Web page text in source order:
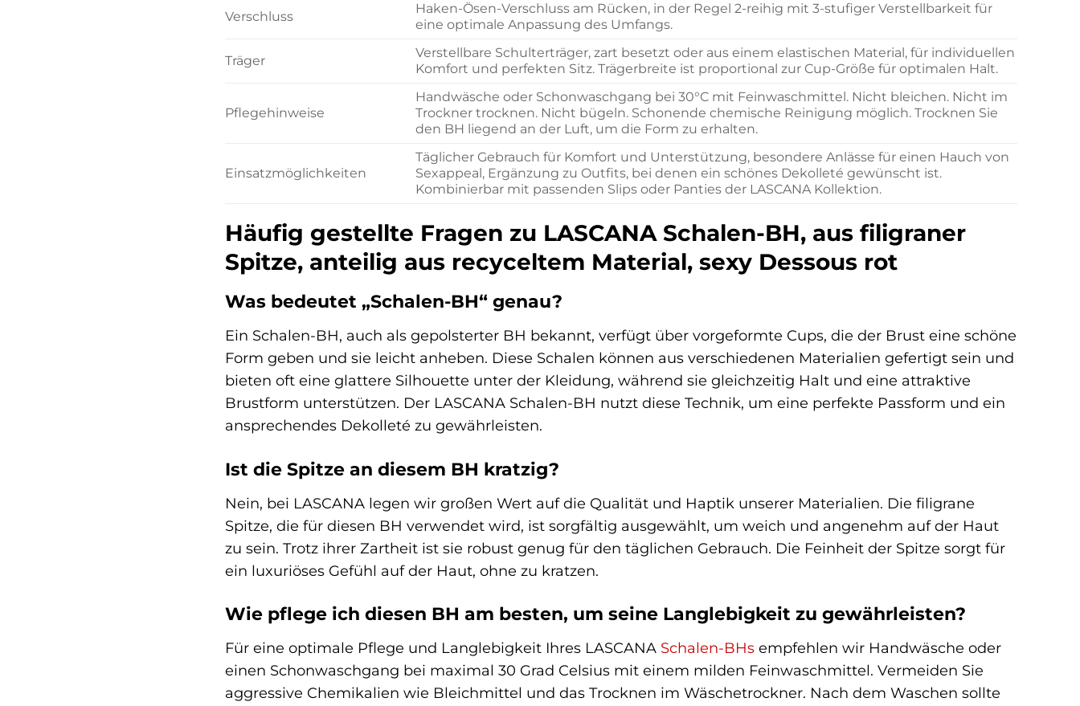
Verschluss
Haken-Ösen-Verschluss am Rücken, in der Regel 2-reihig mit 3-stufiger Verstellbarkeit für
eine optimale Anpassung des Umfangs.
Träger
Verstellbare Schulterträger, zart besetzt oder aus einem elastischen Material, für individuellen
Komfort und perfekten Sitz. Trägerbreite ist proportional zur Cup-Größe für optimalen Halt.
Pflegehinweise
Handwäsche oder Schonwaschgang bei 30°C mit Feinwaschmittel. Nicht bleichen. Nicht im
Trockner trocknen. Nicht bügeln. Schonende chemische Reinigung möglich. Trocknen Sie
den BH liegend an der Luft, um die Form zu erhalten.
Einsatzmöglichkeiten
Täglicher Gebrauch für Komfort und Unterstützung, besondere Anlässe für einen Hauch von
Sexappeal, Ergänzung zu Outfits, bei denen ein schönes Dekolleté gewünscht ist.
Kombinierbar mit passenden Slips oder Panties der LASCANA Kollektion.
Häufig gestellte Fragen zu LASCANA Schalen-BH, aus filigraner
Spitze, anteilig aus recyceltem Material, sexy Dessous rot
Was bedeutet „Schalen-BH“ genau?
Ein Schalen-BH, auch als gepolsterter BH bekannt, verfügt über vorgeformte Cups, die der Brust eine schöne
Form geben und sie leicht anheben. Diese Schalen können aus verschiedenen Materialien gefertigt sein und
bieten oft eine glattere Silhouette unter der Kleidung, während sie gleichzeitig Halt und eine attraktive
Brustform unterstützen. Der LASCANA Schalen-BH nutzt diese Technik, um eine perfekte Passform und ein
ansprechendes Dekolleté zu gewährleisten.
Ist die Spitze an diesem BH kratzig?
Nein, bei LASCANA legen wir großen Wert auf die Qualität und Haptik unserer Materialien. Die filigrane
Spitze, die für diesen BH verwendet wird, ist sorgfältig ausgewählt, um weich und angenehm auf der Haut
zu sein. Trotz ihrer Zartheit ist sie robust genug für den täglichen Gebrauch. Die Feinheit der Spitze sorgt für
ein luxuriöses Gefühl auf der Haut, ohne zu kratzen.
Wie pflege ich diesen BH am besten, um seine Langlebigkeit zu gewährleisten?
Für eine optimale Pflege und Langlebigkeit Ihres LASCANA Schalen-BHs empfehlen wir Handwäsche oder
einen Schonwaschgang bei maximal 30 Grad Celsius mit einem milden Feinwaschmittel. Vermeiden Sie
aggressive Chemikalien wie Bleichmittel und das Trocknen im Wäschetrockner. Nach dem Waschen sollte